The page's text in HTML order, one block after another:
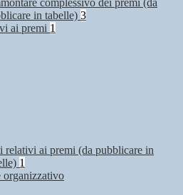
complessivo dei premi (da
in tabelle) 3
ai premi 1
relativi ai premi (da pubblicare in
1
organizzativo